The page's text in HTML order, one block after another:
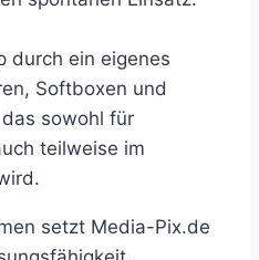
durch ein eigenes
Softboxen und
sowohl für
teilweise im
setzt Media-Pix.de